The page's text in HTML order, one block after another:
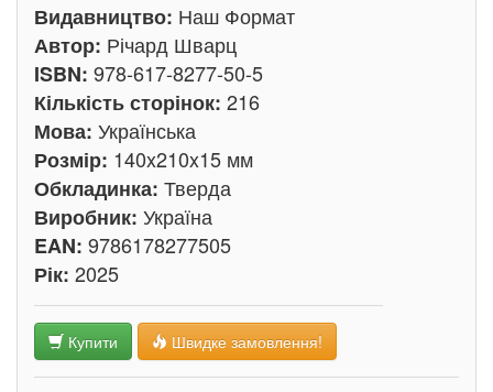
Видавництво: Наш Формат
Автор: Річард Шварц
ISBN: 978-617-8277-50-5
Кількість сторінок: 216
Мова: Українська
Розмір: 140x210x15 мм
Обкладинка: Тверда
Виробник: Україна
EAN: 9786178277505
Рік: 2025
Купити Швидке замовлення!